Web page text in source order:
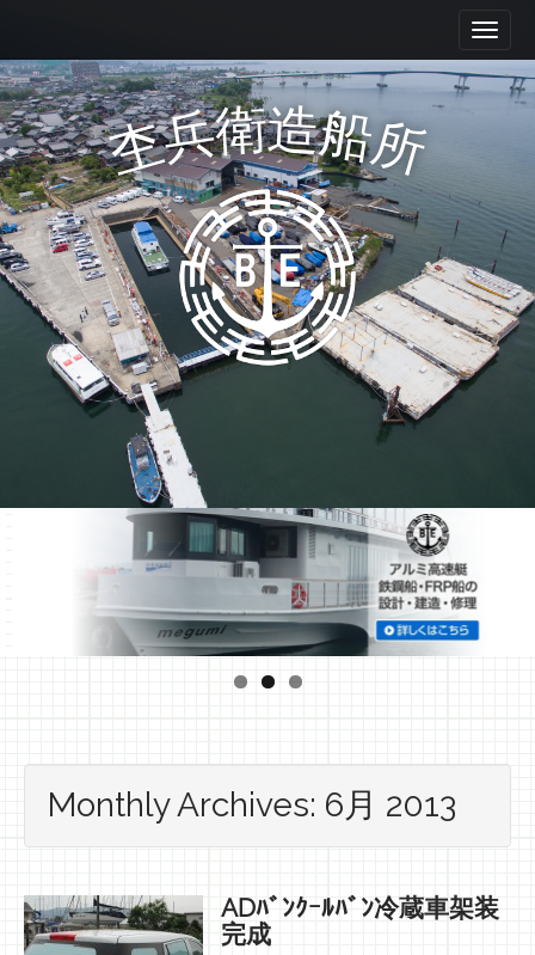
i
n
m
e
n
u
i
p
t
o
c
o
n
t
e
杢兵衛造船所
Mokube shipyard Co., Ltd.
Monthly Archives: 6月 2013
ADﾊﾞﾝｸｰﾙﾊﾞﾝ冷蔵車架装
完成